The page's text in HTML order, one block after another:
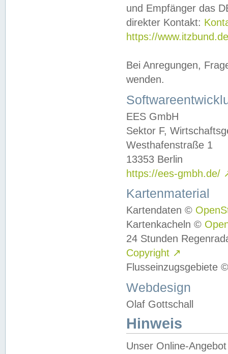
und Empfänger das
direkter Kontakt:
https://
Bei Anregungen,
wenden.
EES GmbH
Sektor F,
Westhafenstraße 1
13353 Berlin
https://ees-gmbh.de/
Kartenmaterial
Kartendaten ©
Kartenkacheln ©
24 Stunden
Copyright ↗
Flusseinzugsgebiete
Webdesign
Olaf Gottschall
Hinweis
Unser Online-